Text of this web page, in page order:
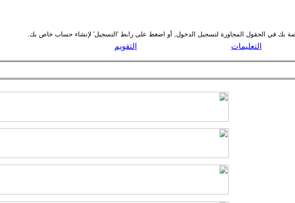
التعليمات التقويم